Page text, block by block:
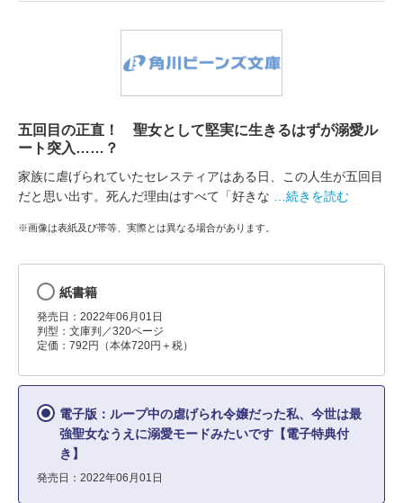
五回目の正直！ 聖女として堅実に生きるはずが溺愛ル
ート突入……？
家族に虐げられていたセレスティアはある日、この人生が五回目
だと思い出す。死んだ理由はすべて「好きな
…続きを読む
※画像は表紙及び帯等、実際とは異なる場合があります。
紙書籍
発売日：2022年06月01日
判型：文庫判／320ページ
定価：792円（本体720円＋税）
電子版：ループ中の虐げられ令嬢だった私、今世は最
強聖女なうえに溺愛モードみたいです【電子特典付
き】
発売日：2022年06月01日